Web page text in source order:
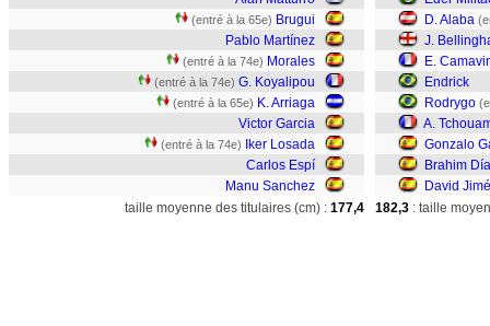
(entré à la 65e) Brugui
Pablo Martínez
(entré à la 74e) Morales
(entré à la 74e) G. Koyalipou
(entré à la 65e) K. Arriaga
Victor Garcia
(entré à la 74e)
Iker Losada
Carlos Espí
Manu Sanchez
D. Alaba
J.
E.
Endrick
Rodrygo
A.
Gonzalo
Brahim
David
taille moyenne des titulaires (cm) : 177,4 182,3 : taille